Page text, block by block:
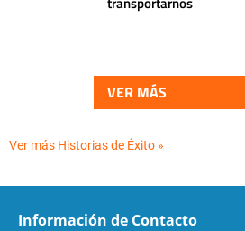
VER MÁS
Ver más Historias de Éxito »
Información de Contacto